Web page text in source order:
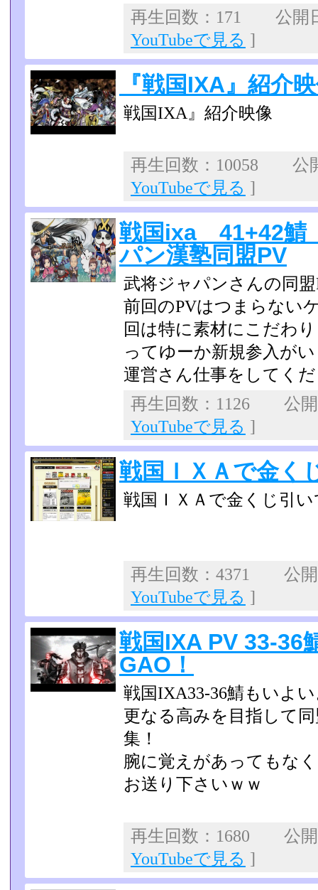
再生回数：171 公
YouTubeで見る ]
『戦国IXA』紹介
戦国IXA』紹介映像
再生回数：10058
YouTubeで見る ]
戦国ixa 41+42
パン漢塾同盟PV
武将ジャパンさんの同
前回のPVはつまらない
回は特に素材にこだわ
ってゆーか新規参入が
運営さん仕事をしてく
再生回数：1126 公
YouTubeで見る ]
戦国ＩＸＡで金く
戦国ＩＸＡで金くじ引
再生回数：4371 公
YouTubeで見る ]
戦国IXA PV 33-36
GAO！
戦国IXA33-36鯖もいよ
更なる高みを目指して
集！
腕に覚えがあってもな
お送り下さいｗｗ
再生回数：1680 公
YouTubeで見る ]